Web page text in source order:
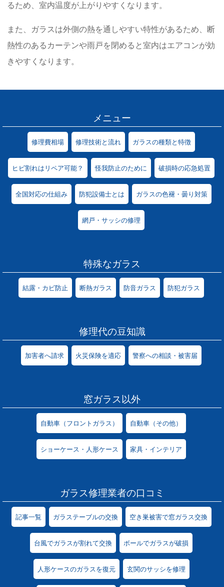
るため、室内温度が上がりやすくなります。
また、ガラスは外側の熱を通しやすい特性があるため、断
熱性のあるカーテンや雨戸を閉めると室内はエアコンが効
きやすくなります。
メニュー
修理費相場 修理技術と流れ ガラスの種類と特徴
ヒビ割れはリペア可能？ 怪我防止のために 破損時の応急処置
全国対応の仕組み 防犯設備士とは ガラスの色褪・曇り対策
網戸・サッシの修理
特殊なガラス
結露・カビ防止 断熱ガラス 防音ガラス 防犯ガラス
修理代の豆知識
加害者へ請求 火災保険を適応 警察への相談・被害届
窓ガラス以外
自動車（フロントガラス） 自動車（その他）
ショーケース・人形ケース 家具・インテリア
ガラス修理業者の口コミ
記事一覧 ガラステーブルの交換 空き巣被害で窓ガラス交換
台風でガラスが割れて交換 ボールでガラスが破損
人形ケースのガラスを復元 玄関のサッシを修理